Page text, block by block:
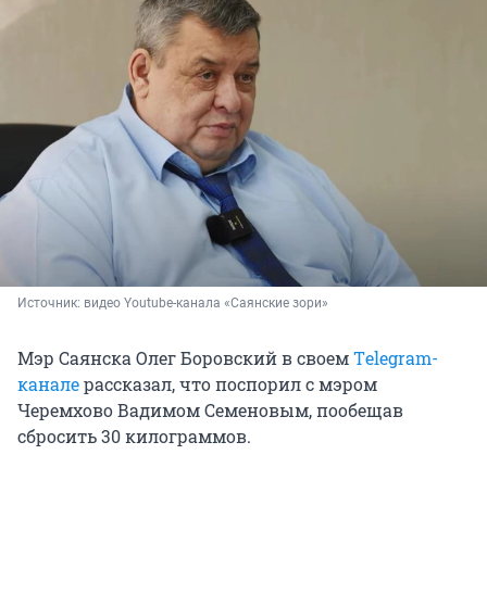
Источник: видео Youtube-канала «Саянские зори»
Мэр Саянска Олег Боровский в своемТelegram-
каналерассказал, что поспорил с мэром
Черемхово Вадимом Семеновым, пообещав
сбросить 30 килограммов.